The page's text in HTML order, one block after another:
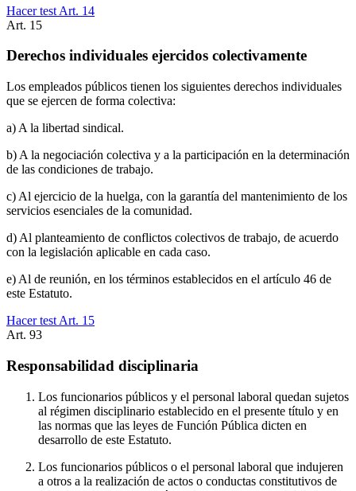
Hacer test Art. 14
Art. 15
Derechos individuales ejercidos colectivamente
Los empleados públicos tienen los siguientes derechos individuales
que se ejercen de forma colectiva:
a) A la libertad sindical.
b) A la negociación colectiva y a la participación en la determinación
de las condiciones de trabajo.
c) Al ejercicio de la huelga, con la garantía del mantenimiento de los
servicios esenciales de la comunidad.
d) Al planteamiento de conflictos colectivos de trabajo, de acuerdo
con la legislación aplicable en cada caso.
e) Al de reunión, en los términos establecidos en el artículo 46 de
este Estatuto.
Hacer test Art. 15
Art. 93
Responsabilidad disciplinaria
Los funcionarios públicos y el personal laboral quedan sujetos
al régimen disciplinario establecido en el presente título y en
las normas que las leyes de Función Pública dicten en
desarrollo de este Estatuto.
Los funcionarios públicos o el personal laboral que indujeren
a otros a la realización de actos o conductas constitutivos de